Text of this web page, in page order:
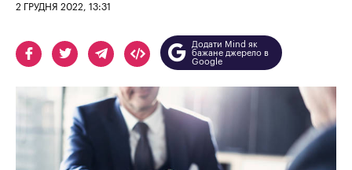
2 ГРУДНЯ 2022, 13:31
Додати Mind як
бажане джерело в
Google